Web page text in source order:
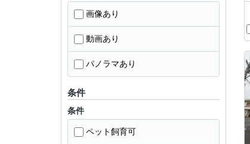
画像あり
動画あり
パノラマあり
条件
条件
ペット飼育可